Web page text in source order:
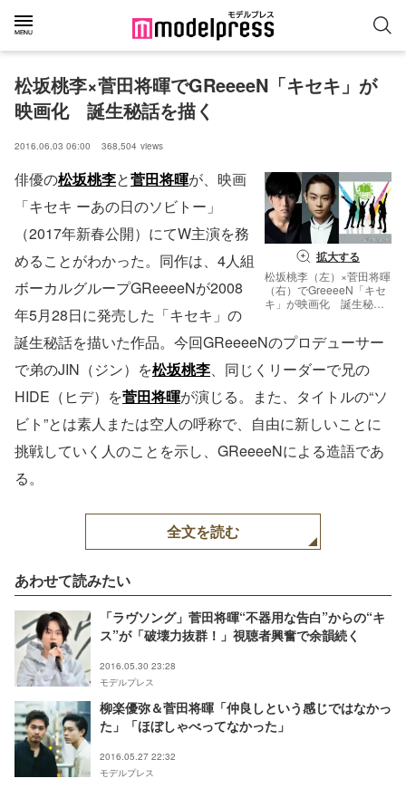
松坂桃李×菅田将暉でGReeeeN「キセキ」が
映画化　誕生秘話を描く
2016.06.03 06:00 368,504 views
拡大する
松坂桃李（左）×菅田将暉
（右）でGreeeeN「キセ
キ」が映画化 誕生秘話
俳優の松坂桃李と菅田将暉が、映画
「キセキ ーあの日のソビトー」
（2017年新春公開）にてW主演を務
めることがわかった。同作は、4人組
ボーカルグループGReeeeNが2008
年5月28日に発売した「キセキ」の
誕生秘話を描いた作品。今回GReeeeNのプロデューサー
で弟のJIN（ジン）を松坂桃李、同じくリーダーで兄の
HIDE（ヒデ）を菅田将暉が演じる。また、タイトルの“ソ
ビト”とは素人または空人の呼称で、自由に新しいことに
挑戦していく人のことを示し、GReeeeNによる造語であ
る。
全文を読む
あわせて読みたい
「ラヴソング」菅田将暉“不器用な告白”からの“キ
ス”が「破壊力抜群！」視聴者興奮で余韻続く
2016.05.30 23:28
モデルプレス
柳楽優弥＆菅田将暉「仲良しという感じではなかっ
た」「ほぼしゃべってなかった」
2016.05.27 22:32
モデルプレス